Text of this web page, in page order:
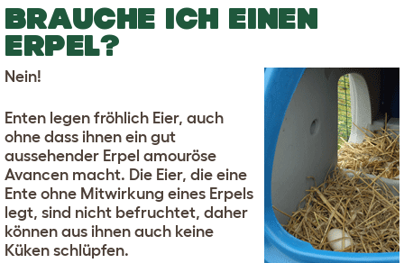
BRAUCHE ICH EINEN
ERPEL?
Nein!
Enten legen fröhlich Eier, auch
ohne dass ihnen ein gut
aussehender Erpel amouröse
Avancen macht. Die Eier, die eine
Ente ohne Mitwirkung eines Erpels
legt, sind nicht befruchtet, daher
können aus ihnen auch keine
Küken schlüpfen.